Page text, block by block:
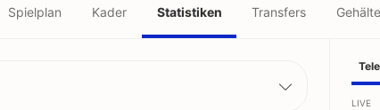
Spielplan Kader Statistiken Transfers
LIVE